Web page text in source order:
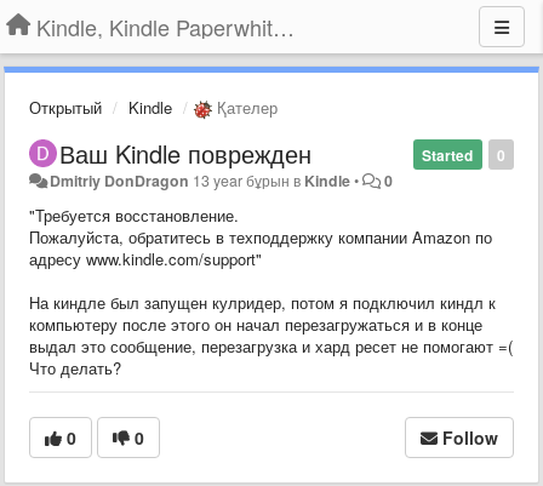
Kindle, Kindle Paperwhite, Kindle Voyage
Открытый Kindle Қателер
0
Started
Ваш Kindle поврежден
Dmitriy DonDragon 13 year бұрын в Kindle• 0
​"Требуется восстановление.
Пожалуйста, обратитесь в техподдержку компании Amazon по
адресу www.kindle.com/support"
На киндле был запущен кулридер, потом я подключил киндл к
компьютеру после этого он начал перезагружаться и в конце
выдал это сообщение, перезагрузка и хард ресет не помогают =(
Что делать?
0 0 Follow